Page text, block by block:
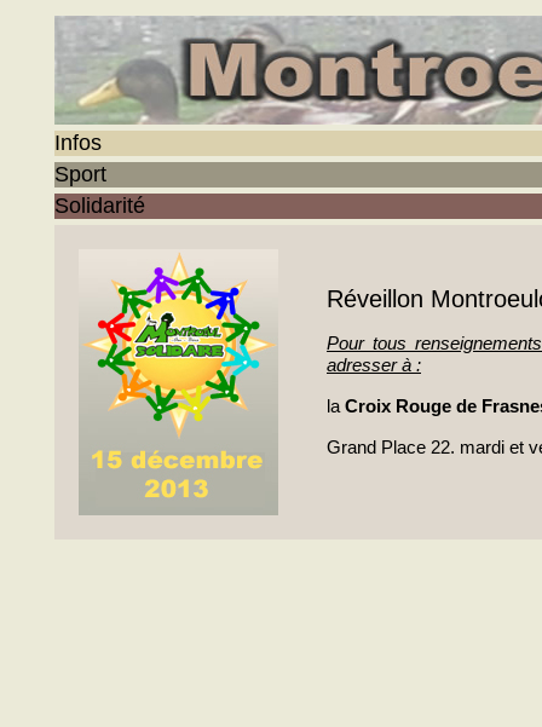
Infos
Sport
Solidarité
Réveillon
Pour tous
adresser à :
la Croix Rouge de
Grand Place 22. mardi et